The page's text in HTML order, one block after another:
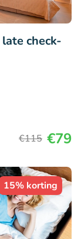
check-
€115 €79
15% korting